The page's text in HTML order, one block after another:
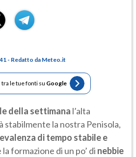
- Redatto da Meteo.it
tra le tue fonti su Google
della settimana l’alta
stabilmente la nostra Penisola,
di tempo stabile e
la formazione di un po’ di nebbie